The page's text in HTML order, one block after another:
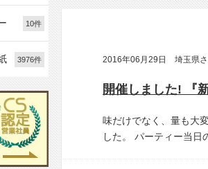
2016年06月29日 埼玉県
味だけでなく、量も大
した。
パーティー当日
10件
3976件